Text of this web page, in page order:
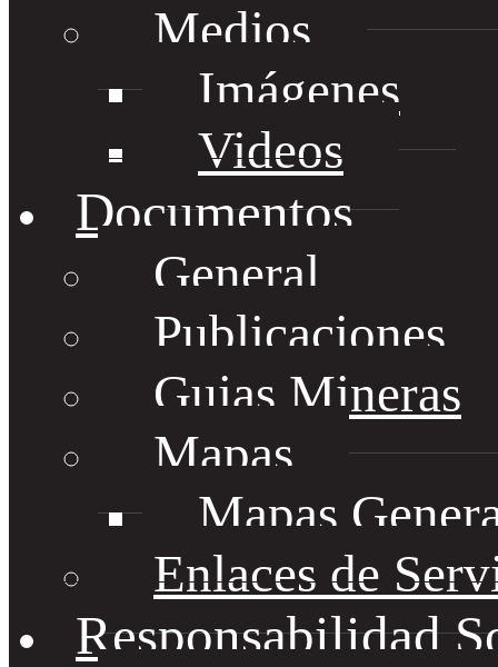
Medios
Imágenes
Videos
Documentos
General
Publicaciones
Guias Mineras
Mapas
Mapas
Enlaces de
Responsabilidad